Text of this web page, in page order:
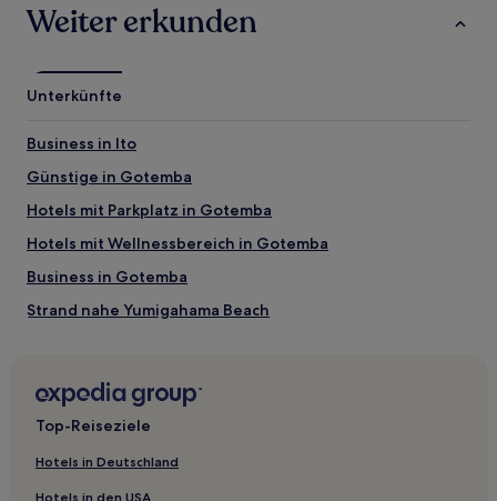
sich
ändern.
können
zusätzliche
Weiter erkunden
Unterkünfte
Business in Ito
Günstige in Gotemba
Hotels mit Parkplatz in Gotemba
Hotels mit Wellnessbereich in Gotemba
Business in Gotemba
Strand nahe Yumigahama Beach
Beach
Günstige nahe Yumigahama Beach
Strand nahe Strand Kujupama
Strand nahe Strand Kisami Ohama
Top-Reiseziele
Hotels in Deutschland
Hotels in den USA